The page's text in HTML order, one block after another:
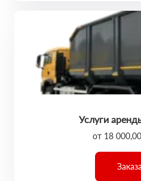
Услуги
от 18